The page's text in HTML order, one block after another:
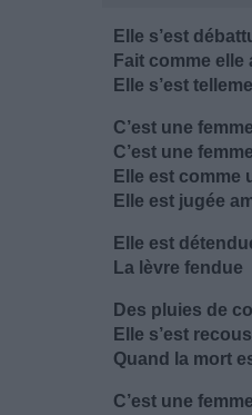
Elle s’est
Fait comme elle
Elle s’est
C’est une
C’est une
Elle est comme
Elle est jugée
Elle est
La lèvre fendue
Des pluies de
Elle s’est
Quand la mort
C’est une